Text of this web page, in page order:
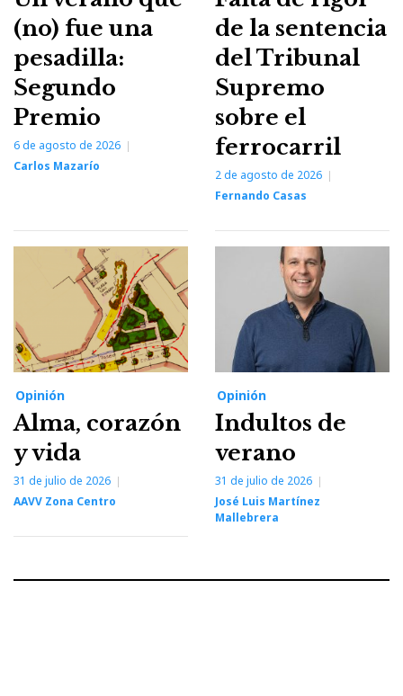
(no) fue una
pesadilla:
Segundo
Premio
6 de agosto de 2026
Carlos Mazarío
de la sentencia
del Tribunal
Supremo
sobre el
ferrocarril
2 de agosto de 2026
Fernando Casas
Opinión
Alma, corazón
y vida
31 de julio de 2026
AAVV Zona Centro
Opinión
Indultos de
verano
31 de julio de 2026
José Luis Martínez
Mallebrera